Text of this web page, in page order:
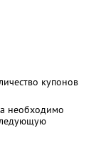
купонов
необходимо